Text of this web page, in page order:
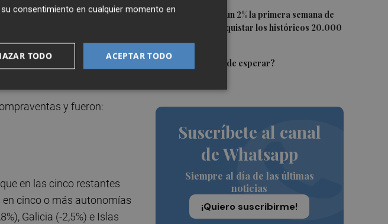
4 El Ibex 35 sube un 2% la primera semana de
agosto tras conquistar los históricos 20.000
puntos
5 ¿El Pacífico puede esperar?
Suscríbete al canal
de Whatsapp
Siempre al día de las últimas
noticias
¡Quiero suscribirme!
especialmente
(-17,6%).
en Aragón (-6,4%),
(-1%).
y fueron:
en las cinco restantes
cinco o más autonomías
Galicia (-2,5%) e Islas
su consentimiento en cualquier momento en
ACEPTAR TODO
TODO